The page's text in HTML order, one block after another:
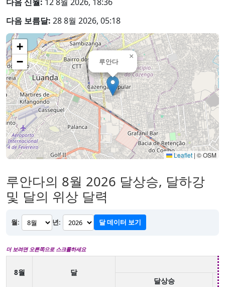
다음 보름달: 28 8월 2026, 05:18
루안다
×
+
−
Leaflet | © OSM
루안다의 8월 2026 달상승, 달하강
및 달의 위상 달력
월: 년: 달 데이터 보기
더 보려면 오른쪽으로 스크롤하세요
8월
달
달상승